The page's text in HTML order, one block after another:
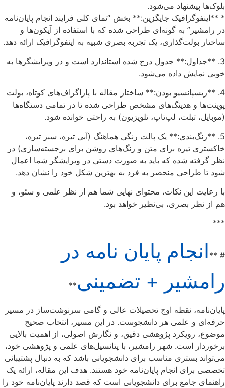
بلوک‌ها پیشنهاد می‌شود.
* **اینفوگرافیک جایگزین:** بخش “نمای کلی فرایند انجام پایان‌نامه
در رامشیر” به گونه‌ای طراحی شده که با استفاده از آیکون‌ها و
ساختار بولت‌گذاری، یک تجربه بصری شبیه به اینفوگرافیک ارائه دهد.
3. **جداول:** جدول درج شده استاندارد است و در ویرایشگرها به
خوبی نمایش داده می‌شود.
4. **ریسپانسیو بودن:** ساختار مقاله با پاراگراف‌های کوتاه، بولت
پوینت‌ها و هدینگ‌های مشخص طراحی شده تا در تمامی دستگاه‌ها
(موبایل، تبلت، لپ‌تاپ، تلویزیون) به راحتی خوانده شود.
5. **رنگ‌بندی:** یک پالت رنگی هماهنگ (آبی تیره، سبز تیره،
خاکستری تیره برای متن و رنگ‌های روشن برای برجسته‌سازی) در
نظر گرفته شده که باید به صورت دستی در ویرایشگر شما اعمال
شود تا طراحی منحصر به فرد به بهترین شکل خود را نشان دهد.
با رعایت این نکات، محتوای نهایی شما هم از نظر علمی و سئو، و
هم از نظر بصری، بی‌نظیر خواهد بود.
***
# ** انجام پایان نامه در
رامشیر + تضمینی**
پایان‌نامه، نقطه اوج تحصیلات عالی و گامی سرنوشت‌ساز در مسیر
حرفه‌ای و علمی هر دانشجوست. در این مسیر، انتخاب صحیح
موضوع، رویکرد پژوهشی دقیق، و نگارش اصولی، از اهمیت بالایی
برخوردار است. شهر رامشیر، با پتانسیل‌های علمی و پژوهشی خود،
می‌تواند بستری مناسب برای دانشجویانی باشد که به دنبال پشتیبانی
تخصصی برای انجام پایان‌نامه خود هستند. هدف این مقاله، ارائه یک
راهنمای جامع برای دانشجویانی است که قصد دارند پایان‌نامه خود را